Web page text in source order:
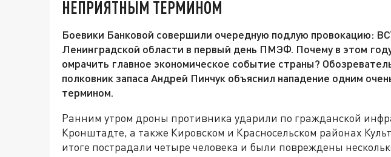
НЕПРИЯТНЫМ ТЕРМИНОМ
Боевики Банковой совершили очередную подлую провокацию:
Ленинградской области в первый день ПМЭФ. Почему в этом
омрачить главное экономическое событие страны?
полковник запаса Андрей Пинчук объяснил нападение одним
термином.
Ранним утром дроны противника ударили по гражданской
Кронштадте, а также Кировском и Красносельском районах
итоге пострадали четыре человека и были повреждены